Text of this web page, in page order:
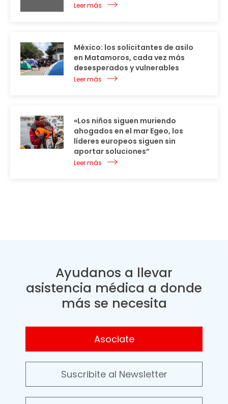
Leer más
México: los solicitantes de asilo
en Matamoros, cada vez más
desesperados y vulnerables
Leer más
«Los niños siguen muriendo
ahogados en el mar Egeo, los
líderes europeos siguen sin
aportar soluciones”
Leer más
Ayudanos a llevar
asistencia médica a donde
más se necesita
Asociate
Suscribite al Newsletter